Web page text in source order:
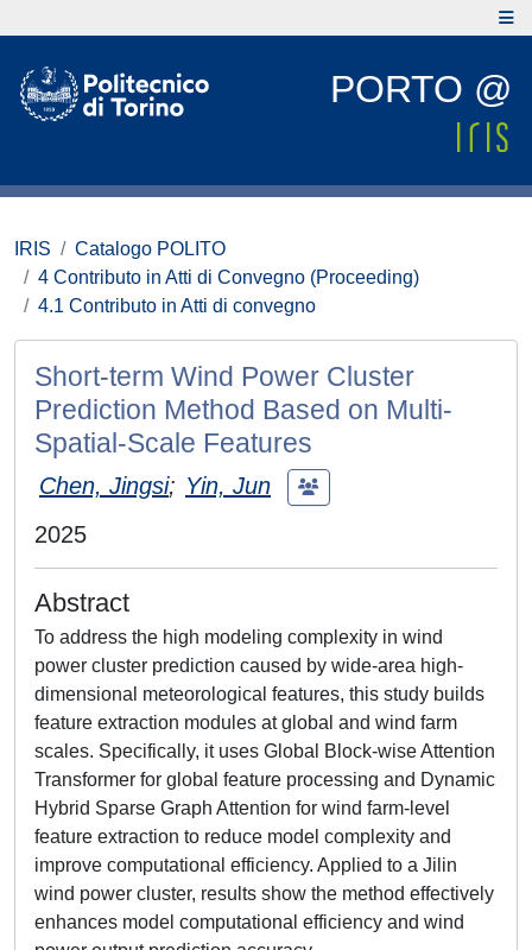
PORTO @
IRIS
Catalogo POLITO
4 Contributo in Atti di Convegno (Proceeding)
4.1 Contributo in Atti di convegno
Short-term Wind Power Cluster
Prediction Method Based on Multi-
Spatial-Scale Features
Chen, Jingsi; Yin, Jun
2025
Abstract
To address the high modeling complexity in wind
power cluster prediction caused by wide-area high-
dimensional meteorological features, this study builds
feature extraction modules at global and wind farm
scales. Specifically, it uses Global Block-wise Attention
Transformer for global feature processing and Dynamic
Hybrid Sparse Graph Attention for wind farm-level
feature extraction to reduce model complexity and
improve computational efficiency. Applied to a Jilin
wind power cluster, results show the method effectively
enhances model computational efficiency and wind